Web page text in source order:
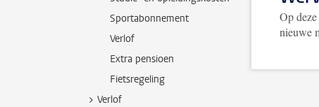
Sportabonnement
Verlof
Extra pensioen
Fietsregeling
Verlof
Op
nieuwe